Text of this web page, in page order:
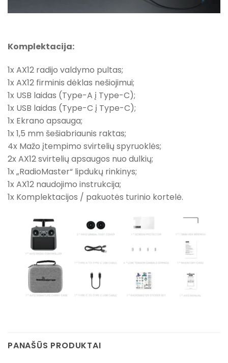
Komplektacija:
1x AX12 radijo valdymo pultas;
1x AX12 firminis dėklas nešiojimui;
1x USB laidas (Type-A į Type-C);
1x USB laidas (Type-C į Type-C);
1x Ekrano apsauga;
1x 1,5 mm šešiabriaunis raktas;
4x Mažo įtempimo svirtelių spyruoklės;
2x AX12 svirtelių apsaugos nuo dulkių;
1x „RadioMaster“ lipdukų rinkinys;
1x AX12 naudojimo instrukcija;
1x Komplektacijos / pakuotės turinio kortelė.
PANAŠŪS PRODUKTAI